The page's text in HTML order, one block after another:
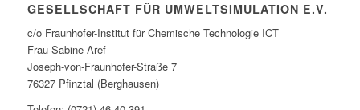
GESELLSCHAFT FÜR UMWELTSIMULATION E.V.
c/o Fraunhofer-Institut für Chemische Technologie ICT
Frau Sabine Aref
Joseph-von-Fraunhofer-Straße 7
76327 Pfinztal (Berghausen)